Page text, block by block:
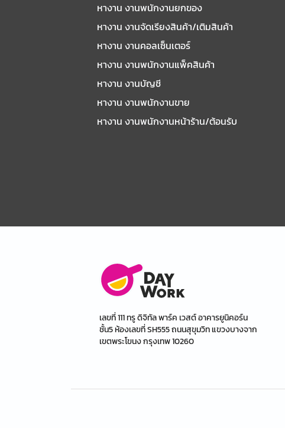
หางาน งานพนักงานยกของ
หางาน งานจัดเรียงสินค้า/เติมสินค้า
หางาน งานคอลเซ็นเตอร์
หางาน งานพนักงานแพ็คสินค้า
หางาน งานบัญชี
หางาน งานพนักงานขาย
หางาน งานพนักงานหน้าร้าน/ต้อนรับ
เลขที่ 111 ทรู ดิจิทัล พาร์ค เวสต์ อาคารยูนิคอร์น
ชั้น5 ห้องเลขที่ SH555 ถนนสุขุมวิท แขวงบางจาก
เขตพระโขนง กรุงเทพ 10260